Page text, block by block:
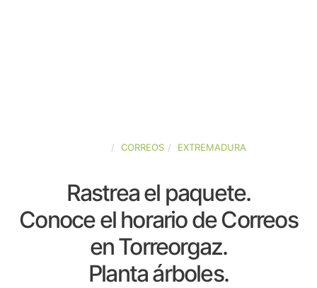
CORREOS EXTREMADURA
Rastrea el paquete.
Conoce el horario de Correos
en Torreorgaz.
Planta árboles.